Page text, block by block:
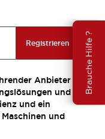
Brauche Hilfe ?
Registrieren
Anbieter
und
und ein
und